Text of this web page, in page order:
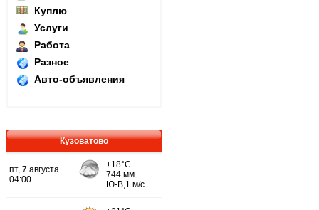
Куплю
Услуги
Работа
Разное
Авто-объявления
Кузоватово